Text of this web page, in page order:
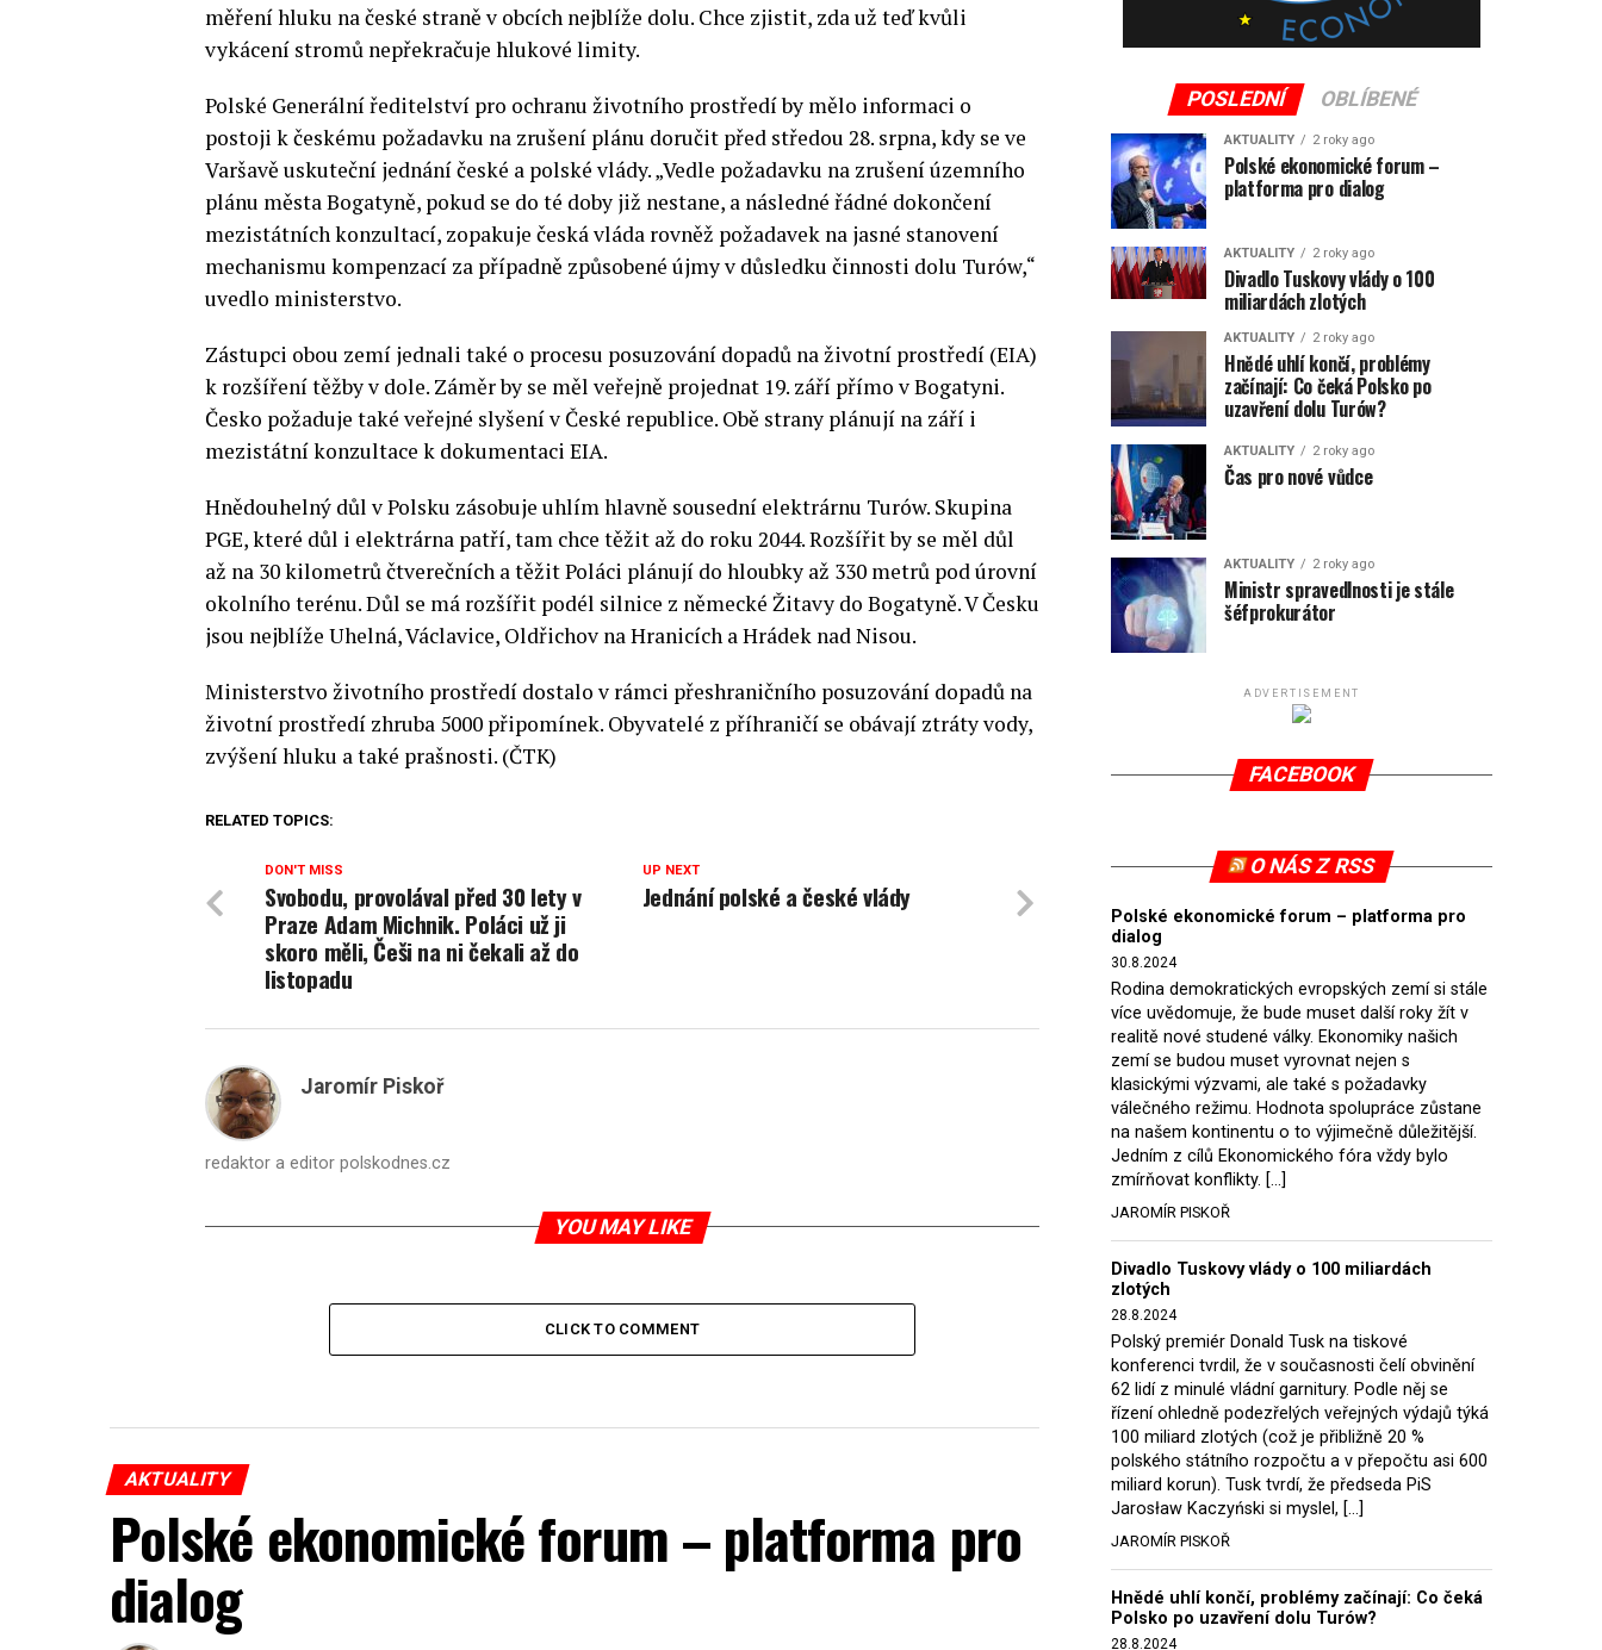
měření hluku na české straně v obcích nejblíže dolu. Chce zjistit, zda už teď kvůli
vykácení stromů nepřekračuje hlukové limity.
Polské Generální ředitelství pro ochranu životního prostředí by mělo informaci o
postoji k českému požadavku na zrušení plánu doručit před středou 28. srpna, kdy se ve
Varšavě uskuteční jednání české a polské vlády. „Vedle požadavku na zrušení územního
plánu města Bogatyně, pokud se do té doby již nestane, a následné řádné dokončení
mezistátních konzultací, zopakuje česká vláda rovněž požadavek na jasné stanovení
mechanismu kompenzací za případně způsobené újmy v důsledku činnosti dolu Turów,“
uvedlo ministerstvo.
Zástupci obou zemí jednali také o procesu posuzování dopadů na životní prostředí (EIA)
k rozšíření těžby v dole. Záměr by se měl veřejně projednat 19. září přímo v Bogatyni.
Česko požaduje také veřejné slyšení v České republice. Obě strany plánují na září i
mezistátní konzultace k dokumentaci EIA.
Hnědouhelný důl v Polsku zásobuje uhlím hlavně sousední elektrárnu Turów. Skupina
PGE, které důl i elektrárna patří, tam chce těžit až do roku 2044. Rozšířit by se měl důl
až na 30 kilometrů čtverečních a těžit Poláci plánují do hloubky až 330 metrů pod úrovní
okolního terénu. Důl se má rozšířit podél silnice z německé Žitavy do Bogatyně. V Česku
jsou nejblíže Uhelná, Václavice, Oldřichov na Hranicích a Hrádek nad Nisou.
Ministerstvo životního prostředí dostalo v rámci přeshraničního posuzování dopadů na
životní prostředí zhruba 5000 připomínek. Obyvatelé z příhraničí se obávají ztráty vody,
zvýšení hluku a také prašnosti. (ČTK)
RELATED TOPICS:
UP NEXT
Jednání polské a české vlády
DON'T MISS
Svobodu, provolával před 30 lety v
Praze Adam Michnik. Poláci už ji
skoro měli, Češi na ni čekali až do
listopadu
Jaromír Piskoř
redaktor a editor polskodnes.cz
YOU MAY LIKE
CLICK TO COMMENT
AKTUALITY
Polské ekonomické forum – platforma pro
dialog
POSLEDNÍ OBLÍBENÉ
AKTUALITY 2 roky ago
Polské ekonomické forum –
platforma pro dialog
AKTUALITY 2 roky ago
Divadlo Tuskovy vlády o 100
miliardách zlotých
AKTUALITY 2 roky ago
Hnědé uhlí končí, problémy
začínají: Co čeká Polsko po
uzavření dolu Turów?
AKTUALITY 2 roky ago
Čas pro nové vůdce
AKTUALITY 2 roky ago
Ministr spravedlnosti je stále
šéfprokurátor
ADVERTISEMENT
FACEBOOK
O NÁS Z RSS
Polské ekonomické forum – platforma pro
dialog
30.8.2024
Rodina demokratických evropských zemí si stále
více uvědomuje, že bude muset další roky žít v
realitě nové studené války. Ekonomiky našich
zemí se budou muset vyrovnat nejen s
klasickými výzvami, ale také s požadavky
válečného režimu. Hodnota spolupráce zůstane
na našem kontinentu o to výjimečně důležitější.
Jedním z cílů Ekonomického fóra vždy bylo
zmírňovat konflikty. […]
JAROMÍR PISKOŘ
Divadlo Tuskovy vlády o 100 miliardách
zlotých
28.8.2024
Polský premiér Donald Tusk na tiskové
konferenci tvrdil, že v současnosti čelí obvinění
62 lidí z minulé vládní garnitury. Podle něj se
řízení ohledně podezřelých veřejných výdajů týká
100 miliard zlotých (což je přibližně 20 %
polského státního rozpočtu a v přepočtu asi 600
miliard korun). Tusk tvrdí, že předseda PiS
Jarosław Kaczyński si myslel, […]
JAROMÍR PISKOŘ
Hnědé uhlí končí, problémy začínají: Co čeká
Polsko po uzavření dolu Turów?
28.8.2024